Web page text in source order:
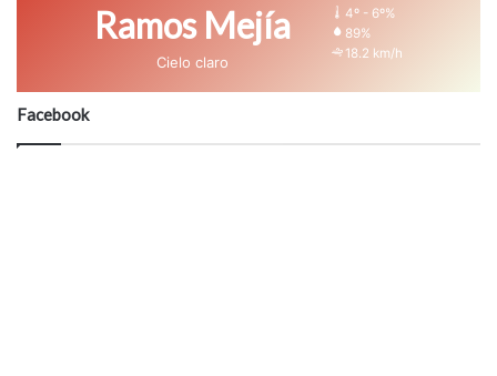
Ramos Mejía
Cielo claro
4º - 6º%
89%
18.2 km/h
Facebook